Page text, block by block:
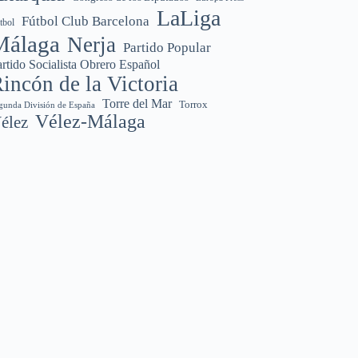
Fútbol Club Barcelona LaLiga
Nerja Partido Popular
Socialista Obrero Español
de la Victoria
División de España Torre del Mar Torrox
Vélez-Málaga